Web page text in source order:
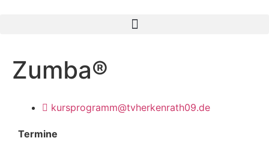
Zumba®
kursprogramm@tvherkenrath09.de
Termine